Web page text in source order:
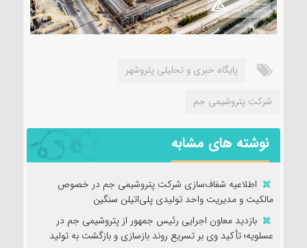
پایگاه خبری و تحلیلی پتروشهر
شرکت پتروشیمی جم
نوشته های مشابه
اطلاعیه شفاف‌سازی شرکت پتروشیمی جم در خصوص
مالکیت و مدیریت واحد تولیدی پلی‌اتیلن سنگین
بازدید معاون اجرایی رئیس جمهور از پتروشیمی جم در
عسلویه؛ تأکید وی بر تسریع روند بازسازی و بازگشت به تولید